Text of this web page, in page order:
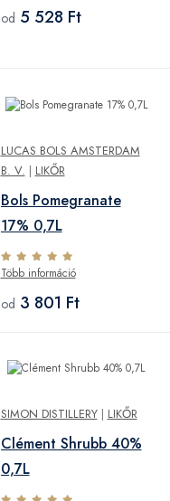
od 5 528 Ft
LUCAS BOLS AMSTERDAM
B. V. | LIKŐR
Bols Pomegranate
17% 0,7L
Több információ
od 3 801 Ft
SIMON DISTILLERY| LIKŐR
Clément Shrubb 40%
0,7L